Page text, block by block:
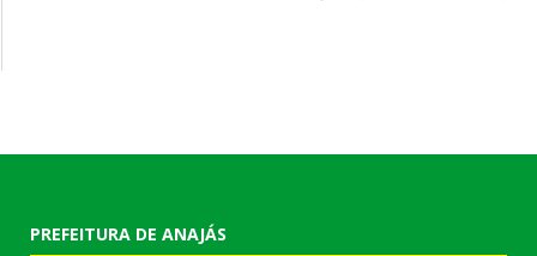
PREFEITURA DE ANAJÁS